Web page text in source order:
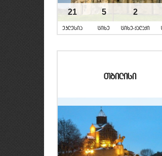
21
eklesia
5
cixe
2
cixe-qalaqi
Tbilisi